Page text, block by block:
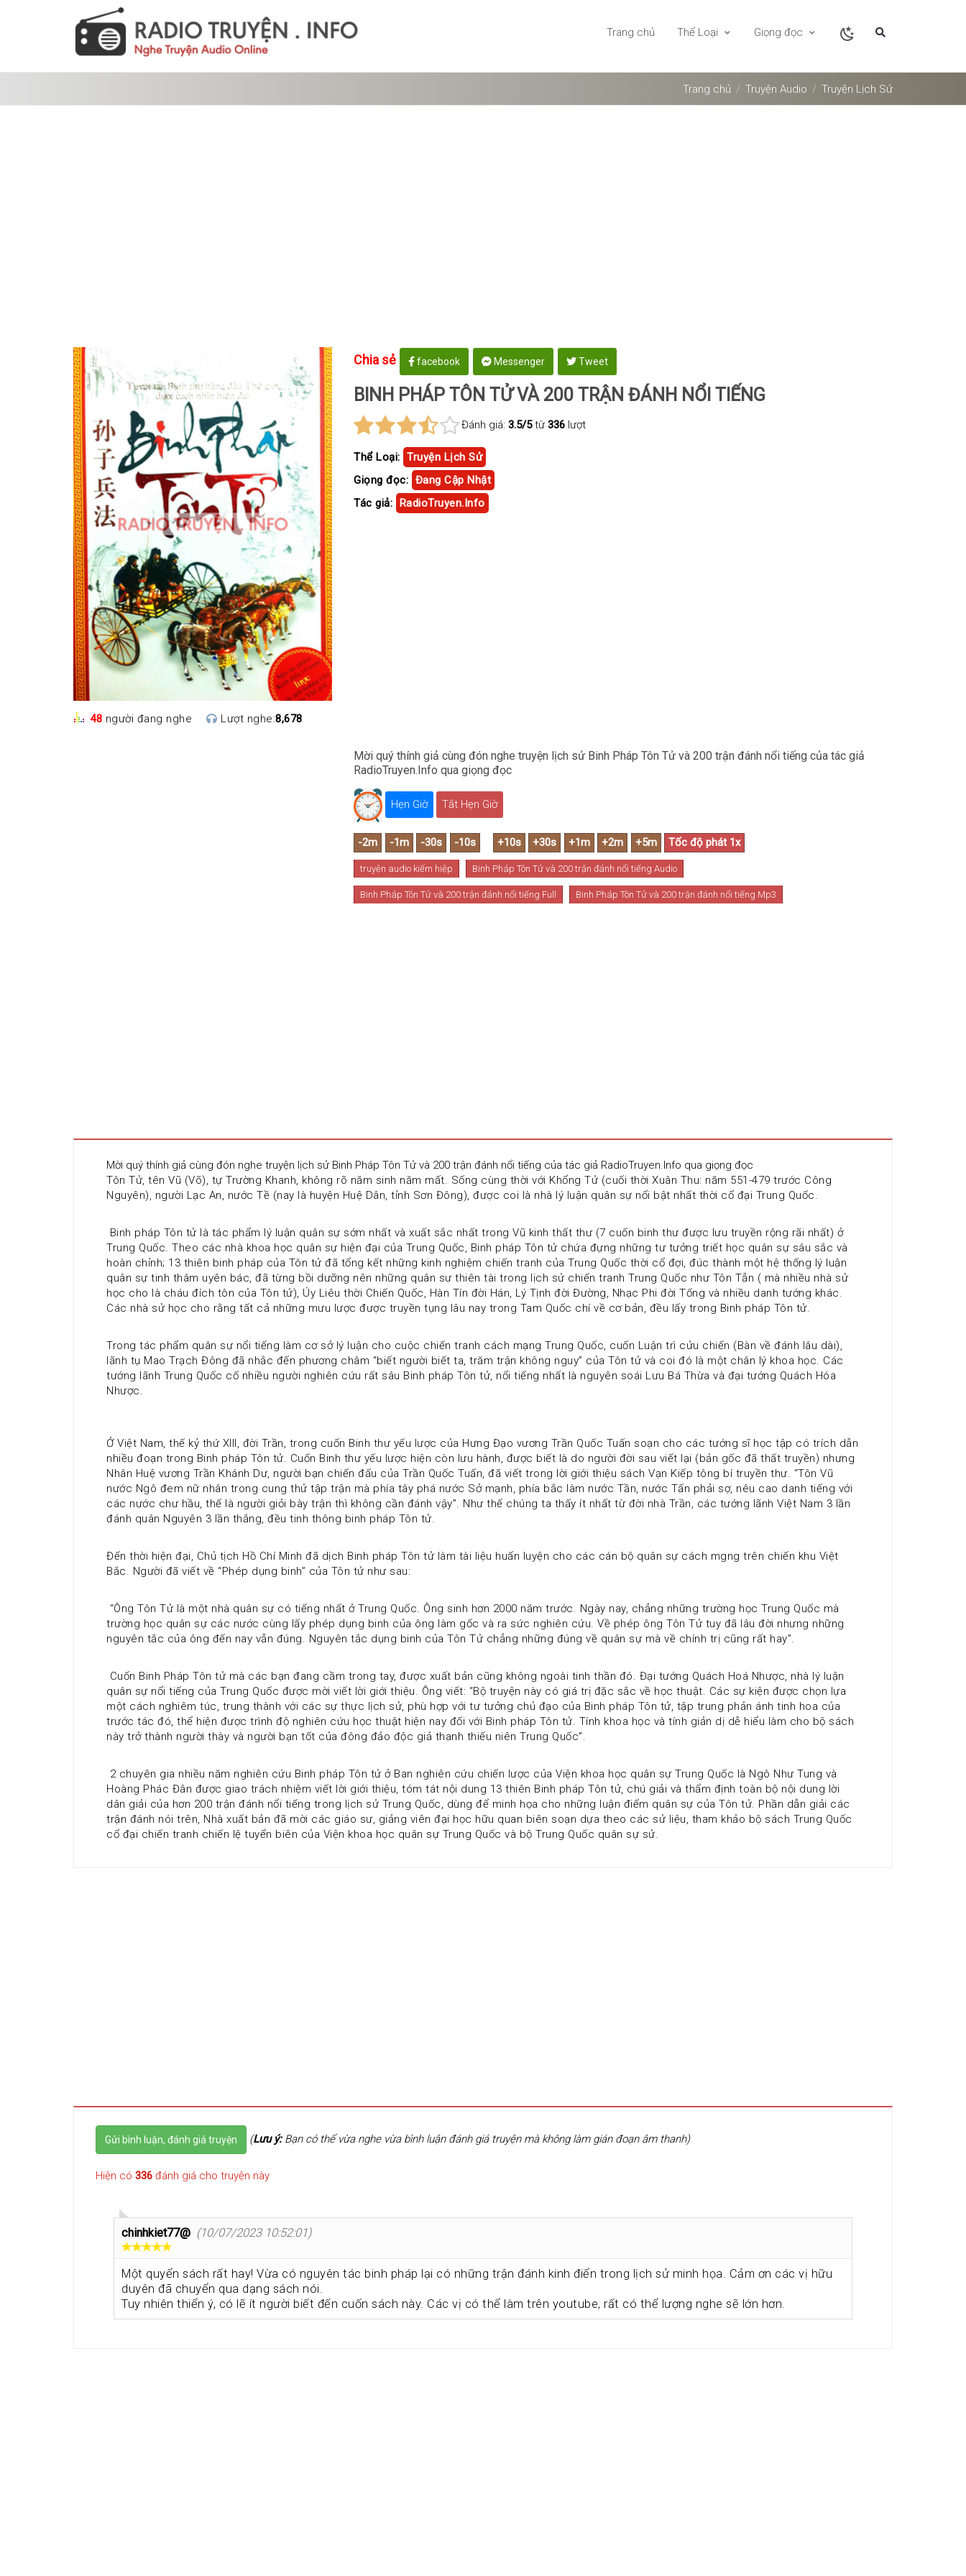
Trang chủ Thể Loại Giọng đọc
Trang chủ Truyện Audio Truyện Lịch Sử
48 người đang nghe Lượt nghe:8,678
Chia sẻ facebook Messenger Tweet
BINH PHÁP TÔN TỬ VÀ 200 TRẬN ĐÁNH NỔI TIẾNG
Đánh giá: 3.5/5từ 336 lượt
Thể Loại: Truyện Lịch Sử
Giọng đọc: Đang Cập Nhật
Tác giả: RadioTruyen.Info
Mời quý thính giả cùng đón nghe truyện lịch sử Binh Pháp Tôn Tử và 200 trận đánh nổi tiếng của tác giả
RadioTruyen.Info qua giọng đọc
Hẹn Giờ Tắt Hẹn Giờ
truyện audio kiếm hiệp Binh Pháp Tôn Tử và 200 trận đánh nổi tiếng Audio
Binh Pháp Tôn Tử và 200 trận đánh nổi tiếng Full Binh Pháp Tôn Tử và 200 trận đánh nổi tiếng Mp3
Mời quý thính giả cùng đón nghe truyện lịch sử Binh Pháp Tôn Tử và 200 trận đánh nổi tiếng của tác giả RadioTruyen.Info qua giọng đọc
Tôn Tử, tên Vũ (Võ), tự Trường Khanh, không rõ năm sinh năm mất. Sống cùng thời với Khổng Tử (cuối thời Xuân Thu: năm 551-479 trước Công
Nguyên), người Lạc An, nước Tề (nay là huyện Huệ Dân, tỉnh Sơn Đông), được coi là nhà lý luận quân sự nổi bật nhất thời cổ đại Trung Quốc.
Binh pháp Tôn tử là tác phẩm lý luận quân sự sớm nhất và xuất sắc nhất trong Vũ kinh thất thư (7 cuốn binh thư được lưu truyền rộng rãi nhất) ở
Trung Quốc. Theo các nhà khoa học quân sự hiện đại của Trung Quốc, Binh pháp Tôn tử chứa đựng những tư tưởng triết học quân sự sâu sắc và
hoàn chỉnh; 13 thiên binh pháp của Tôn tử đã tổng kết những kinh nghiệm chiến tranh của Trung Quốc thời cổ đợi, đúc thành một hệ thống lý luận
quân sự tinh thâm uyên bác, đã từng bồi dưỡng nên những quân sư thiên tài trong lịch sử chiến tranh Trung Quốc như Tôn Tẫn ( mà nhiều nhà sử
học cho là cháu đích tôn của Tôn tử), Úy Liêu thời Chiến Quốc, Hàn Tín đời Hán, Lý Tịnh đời Đường, Nhạc Phi đời Tống và nhiều danh tướng khác.
Các nhà sử học cho rằng tất cả những mưu lược được truyền tụng lâu nay trong Tam Quốc chí về cơ bản, đều lấy trong Binh pháp Tôn tử.
Trong tác phẩm quân sự nổi tiếng làm cơ sở lý luận cho cuộc chiến tranh cách mạng Trung Quốc, cuốn Luận trì cửu chiến (Bàn về đánh lâu dài),
lãnh tụ Mao Trạch Đông đã nhắc đến phương châm “biết người biết ta, trăm trận không nguy” của Tôn tử và coi đó là một chân lý khoa học. Các
tướng lãnh Trung Quốc cố nhiều người nghiên cứu rất sâu Binh pháp Tôn tử, nổi tiếng nhất là nguyên soái Lưu Bá Thừa và đại tướng Quách Hóa
Nhược.
Ở Việt Nam, thế kỷ thứ XIII, đời Trần, trong cuốn Binh thư yếu lược của Hưng Đạo vương Trần Quốc Tuấn soạn cho các tướng sĩ học tập có trích dẫn
nhiều đoạn trong Binh pháp Tôn tử. Cuốn Binh thư yếu lược hiện còn lưu hành, được biết là do người đời sau viết lại (bản gốc đã thất truyền) nhưng
Nhân Huệ vương Trần Khánh Dư, người bạn chiến đấu của Trần Quốc Tuấn, đã viết trong lời giới thiệu sách Vạn Kiếp tông bí truyền thư. “Tôn Vũ
nước Ngô đem nữ nhân trong cung thử tập trận mà phía tây phá nước Sở mạnh, phía bắc làm nước Tần, nước Tấn phải sợ, nêu cao danh tiếng với
các nước chư hầu, thế là người giỏi bày trận thì không cần đánh vậy”. Như thế chúng ta thấy ít nhất từ đời nhà Trần, các tướng lãnh Việt Nam 3 lần
đánh quân Nguyên 3 lần thắng, đều tinh thông binh pháp Tôn tử.
Đến thời hiện đại, Chủ tịch Hồ Chí Minh đã dịch Binh pháp Tôn tử làm tài liệu huấn luyện cho các cán bộ quân sự cách mgng trên chiến khu Việt
Bắc. Người đã viết về “Phép dụng binh” của Tôn tử như sau:
“Ông Tôn Tử là một nhà quân sự có tiếng nhất ở Trung Quốc. Ông sinh hơn 2000 năm trước. Ngày nay, chẳng những trường học Trung Quốc mà
trường học quân sự các nước cùng lấy phép dụng binh của ông làm gốc và ra sức nghiên cứu. Về phép ông Tôn Tử tuy đã lâu đời nhưng những
nguyên tắc của ông đến nay vẫn đúng. Nguyên tắc dụng binh của Tôn Tử chẳng những đúng về quân sự mà về chính trị cũng rất hay”.
Cuốn Binh Pháp Tôn tử mà các bạn đang cầm trong tay, được xuất bản cũng không ngoài tinh thần đó. Đại tướng Quách Hoá Nhược, nhà lý luận
quân sự nổi tiếng của Trung Quốc được mời viết lời giới thiệu. Ông viết: “Bộ truyện này có giá trị đặc sắc về học thuật. Các sự kiện được chọn lựa
một cách nghiêm túc, trung thành với các sự thực lịch sử, phù hợp với tư tưởng chủ đạo của Binh pháp Tôn tử, tập trung phản ánh tinh hoa của
trước tác đó, thể hiện được trình độ nghiên cứu học thuật hiện nay đối với Binh pháp Tôn tử. Tính khoa học và tính giản dị dễ hiểu làm cho bộ sách
này trở thành người thày và người bạn tốt của đông đảo độc giả thanh thiếu niên Trung Quốc”.
2 chuyên gia nhiều năm nghiên cứu Binh pháp Tôn tử ở Ban nghiên cứu chiến lược của Viện khoa học quân sự Trung Quốc là Ngô Như Tung và
Hoàng Phác Đân được giao trách nhiệm viết lời giới thiệu, tóm tát nội dung 13 thiên Binh pháp Tôn tử, chú giải và thẩm định toàn bộ nội dung lời
dân giải của hơn 200 trận đánh nổi tiếng trong lịch sử Trung Quốc, dùng để minh họa cho những luận điểm quân sự của Tôn tử. Phần dẫn giải các
trận đánh nói trên, Nhà xuất bản đã mời các giáo sư, giảng viên đại học hữu quan biên soạn dựa theo các sử liệu, tham khảo bộ sách Trung Quốc
cổ đại chiến tranh chiến lệ tuyển biên của Viện khoa học quân sự Trung Quốc và bộ Trung Quốc quân sự sử.
Gửi bình luận, đánh giá truyện (Lưu ý:Bạn có thể vừa nghe vừa bình luận đánh giá truyện mà không làm gián đoạn âm thanh)
Hiện có 336 đánh giá cho truyện này
chinhkiet77@ (10/07/2023 10:52:01)
Một quyển sách rất hay! Vừa có nguyên tác binh pháp lại có những trận đánh kinh điển trong lịch sử minh họa. Cảm ơn các vị hữu
duyên đã chuyển qua dạng sách nói.
Tuy nhiên thiển ý, có lẽ ít người biết đến cuốn sách này. Các vị có thể làm trên youtube, rất có thể lượng nghe sẽ lớn hơn.